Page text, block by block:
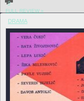
0
FULL REVIEW »
DRAMA